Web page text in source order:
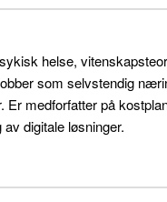
helse,
som selvstendig
medforfatter på
digitale løsninger.